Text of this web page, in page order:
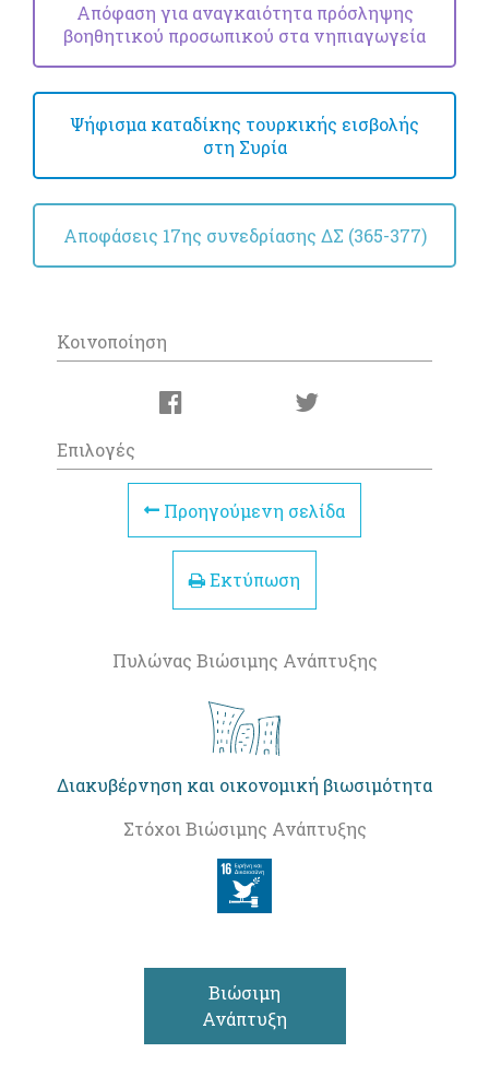
Απόφαση για αναγκαιότητα πρόσληψης
βοηθητικού προσωπικού στα νηπιαγωγεία
Ψήφισμα καταδίκης τουρκικής εισβολής
στη Συρία
Αποφάσεις 17ης συνεδρίασης ΔΣ (365-377)
Κοινοποίηση
Επιλογές
Προηγούμενη σελίδα
Εκτύπωση
Πυλώνας Βιώσιμης Ανάπτυξης
Διακυβέρνηση και οικονομική βιωσιμότητα
Στόχοι Βιώσιμης Ανάπτυξης
Βιώσιμη
Ανάπτυξη